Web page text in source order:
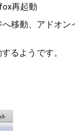
再起動
移動、アドオン
るようです。